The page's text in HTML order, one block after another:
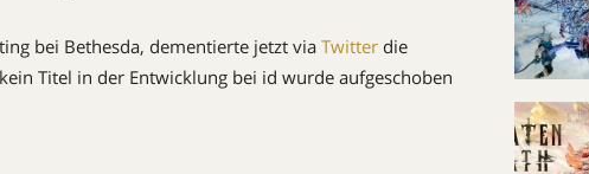
bei Bethesda, dementierte jetzt via Twitter die
Titel in der Entwicklung bei id wurde aufgeschoben